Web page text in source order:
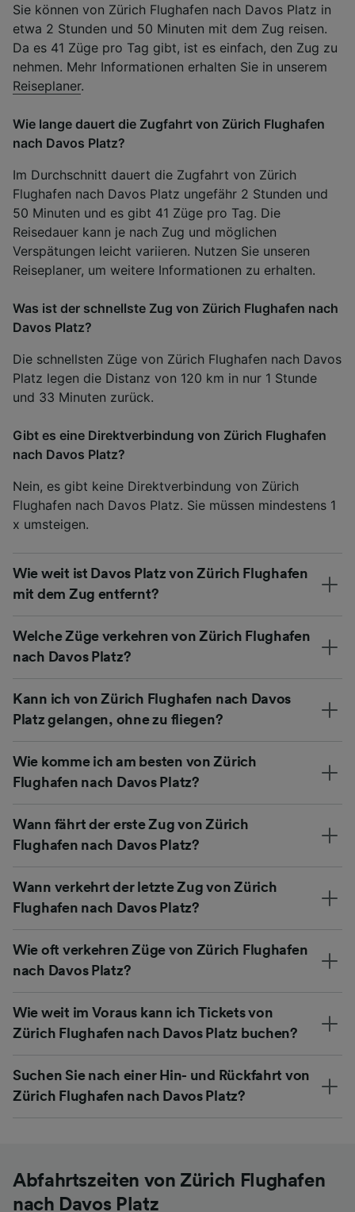
Sie können von Zürich Flughafen nach Davos Platz in
etwa 2 Stunden und 50 Minuten mit dem Zug reisen.
Da es 41 Züge pro Tag gibt, ist es einfach, den Zug zu
nehmen. Mehr Informationen erhalten Sie in unserem
Reiseplaner.
Wie lange dauert die Zugfahrt von Zürich Flughafen
nach Davos Platz?
Im Durchschnitt dauert die Zugfahrt von Zürich
Flughafen nach Davos Platz ungefähr 2 Stunden und
50 Minuten und es gibt 41 Züge pro Tag. Die
Reisedauer kann je nach Zug und möglichen
Verspätungen leicht variieren. Nutzen Sie unseren
Reiseplaner, um weitere Informationen zu erhalten.
Was ist der schnellste Zug von Zürich Flughafen nach
Davos Platz?
Die schnellsten Züge von Zürich Flughafen nach Davos
Platz legen die Distanz von 120 km in nur 1 Stunde
und 33 Minuten zurück.
Gibt es eine Direktverbindung von Zürich Flughafen
nach Davos Platz?
Nein, es gibt keine Direktverbindung von Zürich
Flughafen nach Davos Platz. Sie müssen mindestens 1
x umsteigen.
Wie weit ist Davos Platz von Zürich Flughafen
mit dem Zug entfernt?
Welche Züge verkehren von Zürich Flughafen
nach Davos Platz?
Kann ich von Zürich Flughafen nach Davos
Platz gelangen, ohne zu fliegen?
Wie komme ich am besten von Zürich
Flughafen nach Davos Platz?
Wann fährt der erste Zug von Zürich
Flughafen nach Davos Platz?
Wann verkehrt der letzte Zug von Zürich
Flughafen nach Davos Platz?
Wie oft verkehren Züge von Zürich Flughafen
nach Davos Platz?
Wie weit im Voraus kann ich Tickets von
Zürich Flughafen nach Davos Platz buchen?
Suchen Sie nach einer Hin- und Rückfahrt von
Zürich Flughafen nach Davos Platz?
Abfahrtszeiten von Zürich Flughafen
nach Davos Platz